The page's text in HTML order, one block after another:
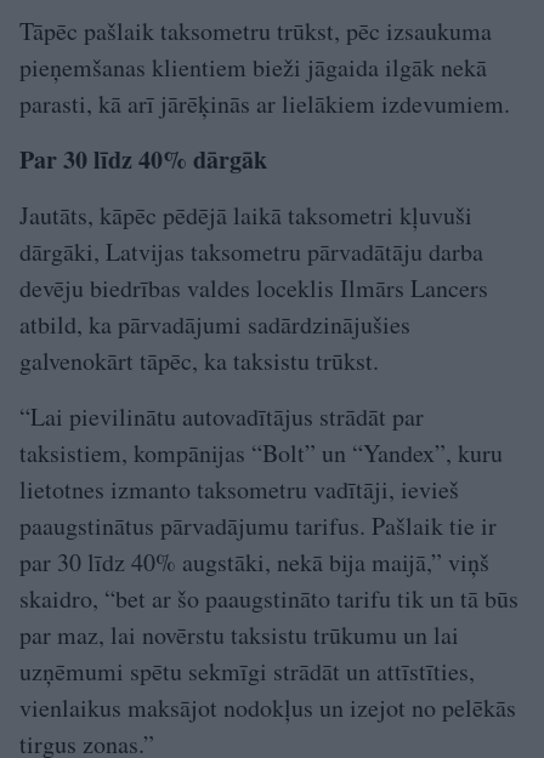
Tāpēc pašlaik taksometru trūkst, pēc izsaukuma
pieņemšanas klientiem bieži jāgaida ilgāk nekā
parasti, kā arī jārēķinās ar lielākiem izdevumiem.
Par 30 līdz 40% dārgāk
Jautāts, kāpēc pēdējā laikā taksometri kļuvuši
dārgāki, Latvijas taksometru pārvadātāju darba
devēju biedrības valdes loceklis Ilmārs Lancers
atbild, ka pārvadājumi sadārdzinājušies
galvenokārt tāpēc, ka taksistu trūkst.
“Lai pievilinātu autovadītājus strādāt par
taksistiem, kompānijas “Bolt” un “Yandex”, kuru
lietotnes izmanto taksometru vadītāji, ievieš
paaugstinātus pārvadājumu tarifus. Pašlaik tie ir
par 30 līdz 40% augstāki, nekā bija maijā,” viņš
skaidro, “bet ar šo paaugstināto tarifu tik un tā būs
par maz, lai novērstu taksistu trūkumu un lai
uzņēmumi spētu sekmīgi strādāt un attīstīties,
vienlaikus maksājot nodokļus un izejot no pelēkās
tirgus zonas.”